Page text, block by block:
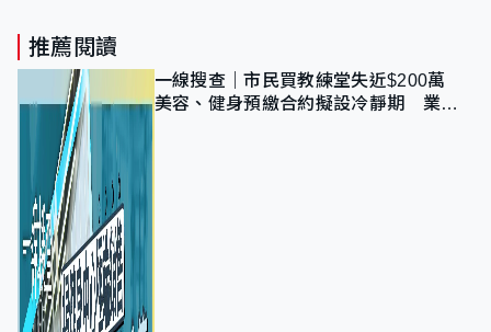
推薦閱讀
一線搜查｜市民買教練堂失近$200萬
美容、健身預繳合約擬設冷靜期 業界